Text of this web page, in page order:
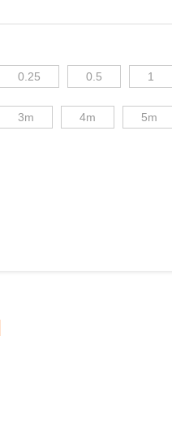
0.25 0.5 1
3m 4m 5m